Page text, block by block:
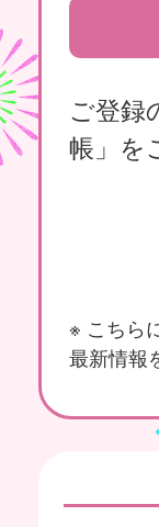
ご登録
帳」を
※ こちら
最新情報